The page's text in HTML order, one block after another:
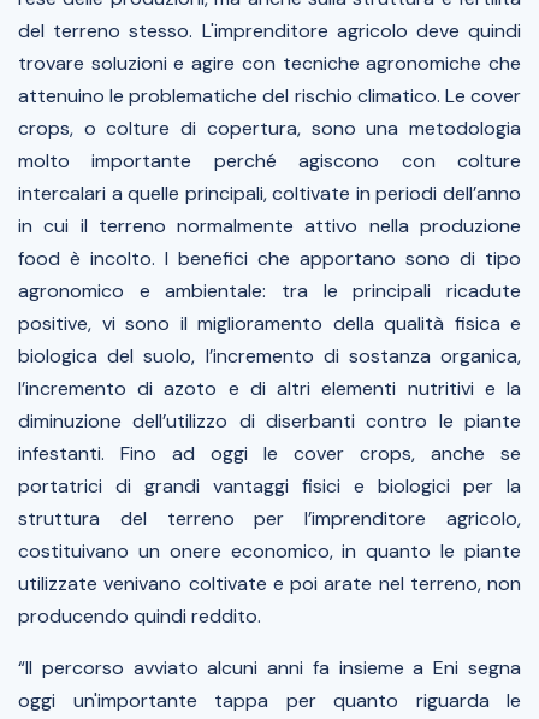
del terreno stesso. L'imprenditore agricolo deve quindi
trovare soluzioni e agire con tecniche agronomiche che
attenuino le problematiche del rischio climatico. Le cover
crops, o colture di copertura, sono una metodologia
molto importante perché agiscono con colture
intercalari a quelle principali, coltivate in periodi dell’anno
in cui il terreno normalmente attivo nella produzione
food è incolto. I benefici che apportano sono di tipo
agronomico e ambientale: tra le principali ricadute
positive, vi sono il miglioramento della qualità fisica e
biologica del suolo, l’incremento di sostanza organica,
l’incremento di azoto e di altri elementi nutritivi e la
diminuzione dell’utilizzo di diserbanti contro le piante
infestanti. Fino ad oggi le cover crops, anche se
portatrici di grandi vantaggi fisici e biologici per la
struttura del terreno per l’imprenditore agricolo,
costituivano un onere economico, in quanto le piante
utilizzate venivano coltivate e poi arate nel terreno, non
producendo quindi reddito.
“Il percorso avviato alcuni anni fa insieme a Eni segna
oggi un'importante tappa per quanto riguarda le